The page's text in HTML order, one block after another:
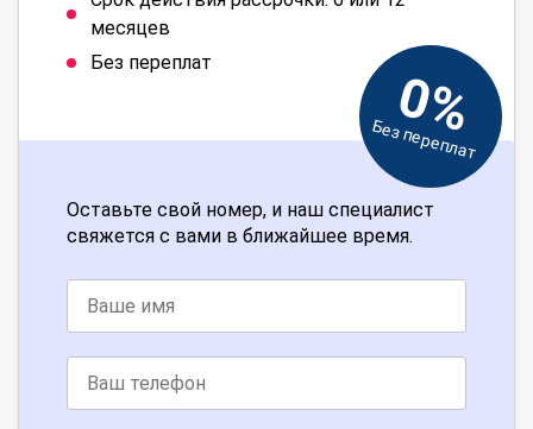
месяцев
Без переплат
0%
Без переплат
Оставьте свой номер, и наш специалист
свяжется с вами в ближайшее время.